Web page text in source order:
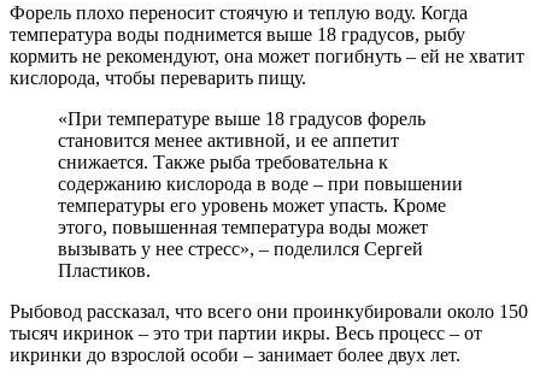
Форель плохо переносит стоячую и теплую воду. Когда
температура воды поднимется выше 18 градусов, рыбу
кормить не рекомендуют, она может погибнуть – ей не хватит
кислорода, чтобы переварить пищу.
«При температуре выше 18 градусов форель
становится менее активной, и ее аппетит
снижается. Также рыба требовательна к
содержанию кислорода в воде – при повышении
температуры его уровень может упасть. Кроме
этого, повышенная температура воды может
вызывать у нее стресс», – поделился Сергей
Пластиков.
Рыбовод рассказал, что всего они проинкубировали около 150
тысяч икринок – это три партии икры. Весь процесс – от
икринки до взрослой особи – занимает более двух лет.